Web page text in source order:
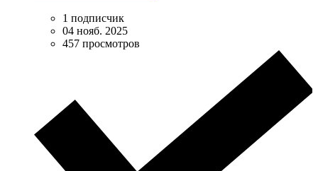
1 подписчик
04 нояб. 2025
457 просмотров